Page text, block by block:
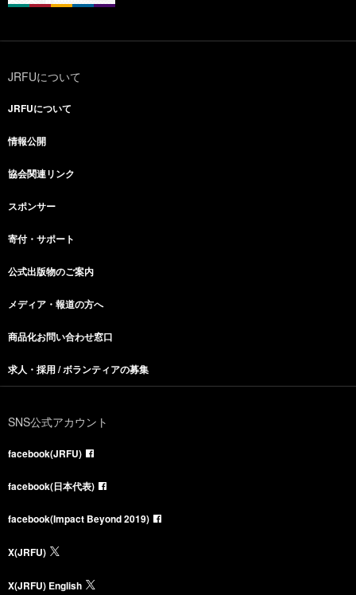
JRFUについて
JRFUについて
情報公開
協会関連リンク
スポンサー
寄付・サポート
公式出版物のご案内
メディア・報道の方へ
商品化お問い合わせ窓口
求人・採用 / ボランティアの募集
SNS公式アカウント
facebook(JRFU)
facebook(日本代表)
facebook(Impact Beyond 2019)
X(JRFU)
X(JRFU) English